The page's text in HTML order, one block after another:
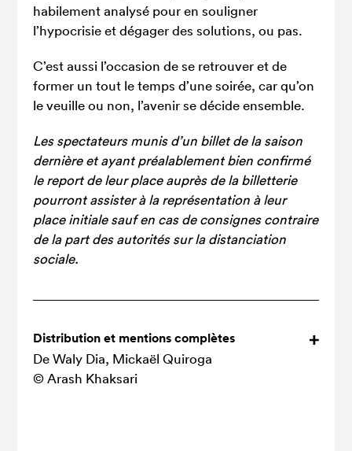
habilement analysé pour en souligner
l’hypocrisie et dégager des solutions, ou pas.
C’est aussi l’occasion de se retrouver et de
former un tout le temps d’une soirée, car qu’on
le veuille ou non, l’avenir se décide ensemble.
Les spectateurs munis d’un billet de la saison
dernière et ayant préalablement bien confirmé
le report de leur place auprès de la billetterie
pourront assister à la représentation à leur
place initiale sauf en cas de consignes contraire
de la part des autorités sur la distanciation
sociale.
Distribution et mentions complètes
De Waly Dia, Mickaël Quiroga
© Arash Khaksari